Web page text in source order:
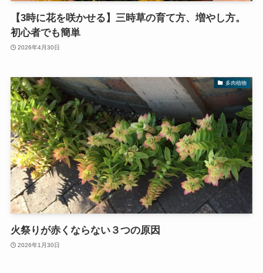
【3時に花を咲かせる】三時草の育て方、増やし方。
初心者でも簡単
2026年4月30日
多肉植物
火祭りが赤くならない３つの原因
2026年1月30日